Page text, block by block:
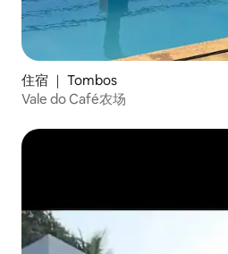
住宿 ｜ Tombos
Vale do Café农场